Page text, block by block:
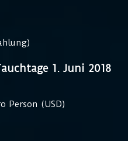
1. Juni 2018
Person (USD)